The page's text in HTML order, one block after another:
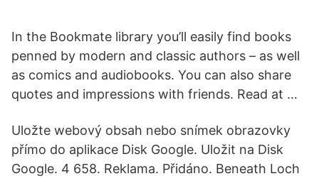
In the Bookmate library you’ll easily find books
penned by modern and classic authors – as well
as comics and audiobooks. You can also share
quotes and impressions with friends. Read at …
Uložte webový obsah nebo snímek obrazovky
přímo do aplikace Disk Google. Uložit na Disk
Google. 4 658. Reklama. Přidáno. Beneath Loch